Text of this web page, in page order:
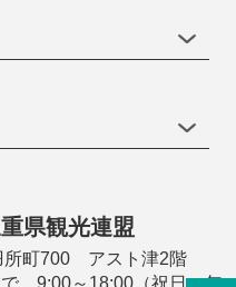
県観光連盟
町700 アスト津2階
9:00～18:00（祝日・年